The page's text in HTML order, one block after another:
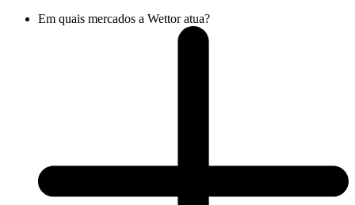
Em quais mercados a Wettor atua?